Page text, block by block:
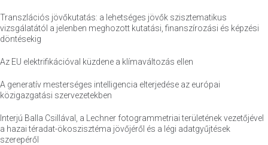
Transzlációs jövőkutatás: a lehetséges jövők szisztematikus
vizsgálatától a jelenben meghozott kutatási, finanszírozási és képzési
döntésekig
Az EU elektrifikációval küzdene a klímaváltozás ellen
A generatív mesterséges intelligencia elterjedése az európai
közigazgatási szervezetekben
Interjú Balla Csillával, a Lechner fotogrammetriai területének vezetőjével
a hazai téradat-ökoszisztéma jövőjéről és a légi adatgyűjtések
szerepéről